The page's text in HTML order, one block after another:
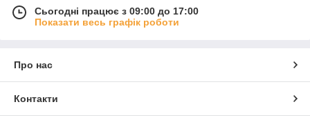
Сьогодні працює з 09:00 до 17:00
Показати весь графік роботи
Про нас
Контакти